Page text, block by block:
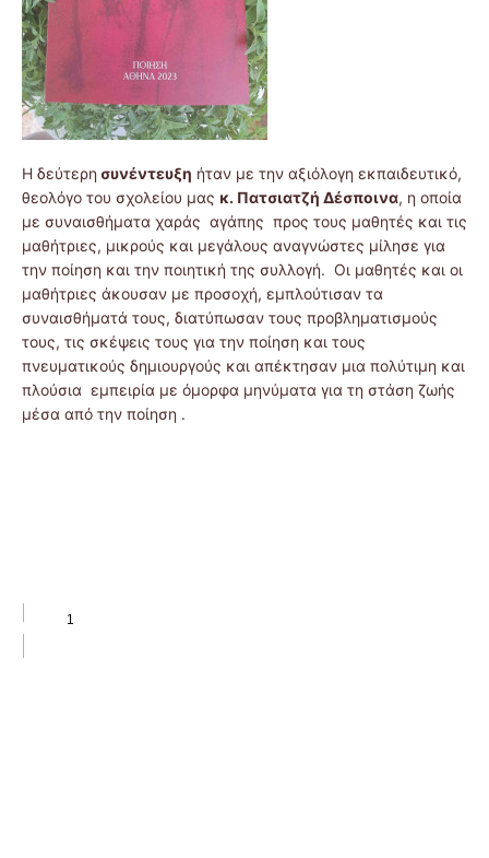
Η δεύτερη συνέντευξη ήταν με την αξιόλογη εκπαιδευτικό,
θεολόγο του σχολείου μας κ. Πατσιατζή Δέσποινα, η οποία
με συναισθήματα χαράς αγάπης προς τους μαθητές και τις
μαθήτριες, μικρούς και μεγάλους αναγνώστες μίλησε για
την ποίηση και την ποιητική της συλλογή. Οι μαθητές και οι
μαθήτριες άκουσαν με προσοχή, εμπλούτισαν τα
συναισθήματά τους, διατύπωσαν τους προβληματισμούς
τους, τις σκέψεις τους για την ποίηση και τους
πνευματικούς δημιουργούς και απέκτησαν μια πολύτιμη και
πλούσια εμπειρία με όμορφα μηνύματα για τη στάση ζωής
μέσα από την ποίηση .